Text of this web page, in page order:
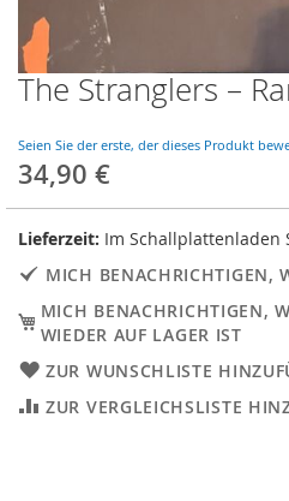
Skip
to
beginning
of
the
images
gallery
The Stranglers –
Seien Sie der erste, der dieses Produkt
34,90 €
Lieferzeit: Im Schallplattenladen
MICH BENACHRICHTIGEN,
MICH BENACHRICHTIGEN,
WIEDER AUF LAGER IST
ZUR WUNSCHLISTE
ZUR VERGLEICHSLISTE